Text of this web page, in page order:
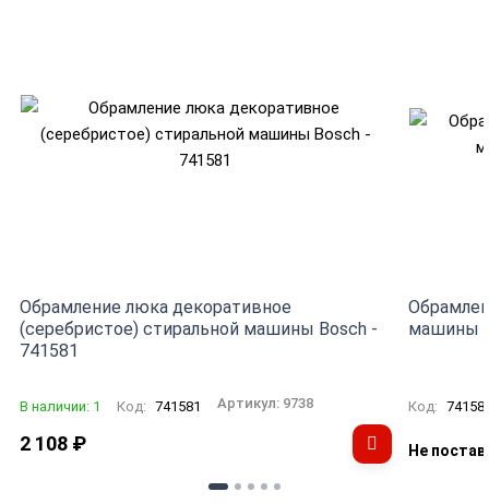
Обрамление люка декоративное
(серебристое) стиральной машины Bosch -
741581
В наличии: 1 Код: 741581 Артикул: 9738
2 108 ₽
машины
Код:
Не